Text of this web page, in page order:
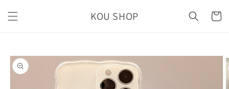
ンツに
進む
KOU SHOP
ー
報にス
キップ